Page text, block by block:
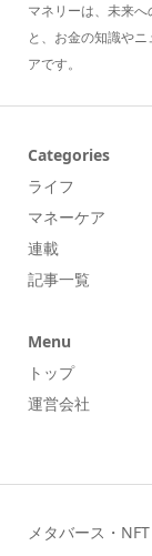
マネリーは、未来
と、お金の知識や
アです。
Categories
ライフ
マネーケア
連載
記事一覧
Menu
トップ
運営会社
メタバース・